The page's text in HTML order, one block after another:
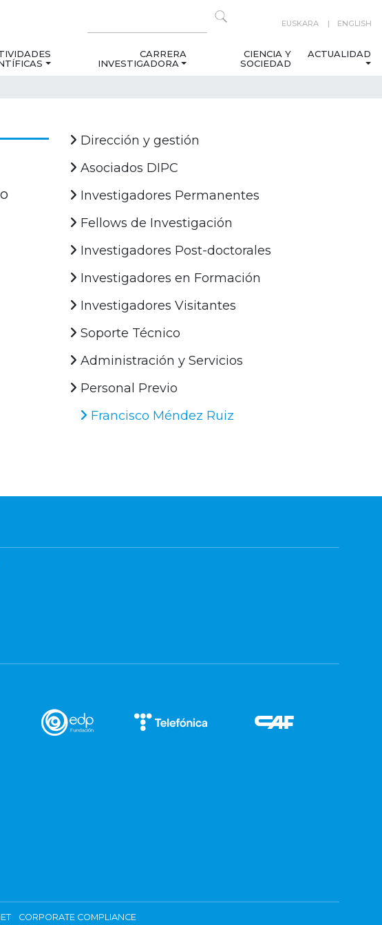
EUSKARA ENGLISH
CARRERA
INVESTIGADORA
CIENCIA Y
SOCIEDAD
ACTUALIDAD
Dirección y gestión
Asociados DIPC
Investigadores Permanentes
Fellows de Investigación
Investigadores Post-doctorales
Investigadores en Formación
Investigadores Visitantes
Soporte Técnico
Administración y Servicios
Personal Previo
Francisco Méndez Ruiz
CORPORATE COMPLIANCE